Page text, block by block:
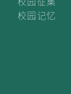
校园记忆